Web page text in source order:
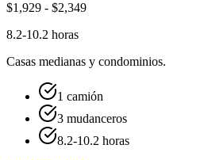
$1,929 - $2,349
8.2-10.2 horas
Casas medianas y condominios.
1 camión
3 mudanceros
8.2-10.2 horas